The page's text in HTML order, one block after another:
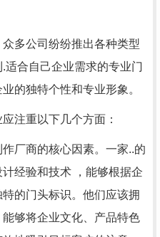
多公司纷纷推出各种类型
适合自己企业需求的专业门
的独特个性和专业形象。
注重以下几个方面：
厂商的核心因素。一家..的
经验和技术 ，能够根据企
的门头标识。他们应该拥
够将企业文化、产品特色